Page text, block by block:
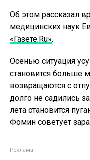
Об этом рассказал
медицинских наук
«Газете.Ru».
Осенью ситуация
становится больше
возвращаются с
долго не садились
лета становится
Фомин советует